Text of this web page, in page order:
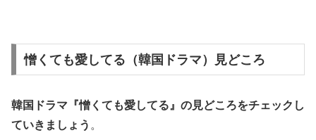
憎くても愛してる（韓国ドラマ）見どころ
韓国ドラマ『憎くても愛してる』の見どころをチェックし
ていきましょう 。